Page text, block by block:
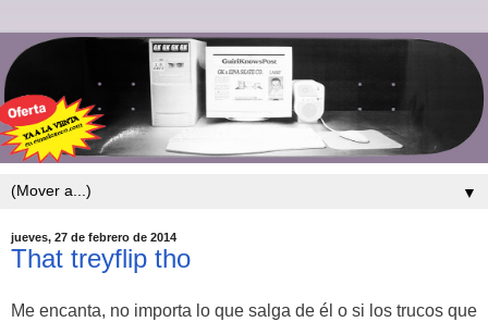
▼
jueves, 27 de febrero de 2014
That treyflip tho
Me encanta, no importa lo que salga de él o si los trucos que